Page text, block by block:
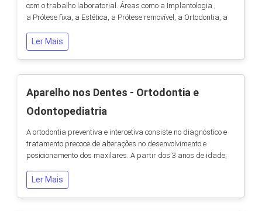
com o trabalho laboratorial. Áreas como a Implantologia ,
a Prótese fixa, a Estética, a Prótese removível, a Ortodontia, a
Odontopediatria dependem em larga escala dos profissionais
e dos equipamentos do laboratório de Prótese Dentária. - Neste
Ler Mais
Aparelho nos Dentes - Ortodontia e
Odontopediatria
A ortodontia preventiva e intercetiva consiste no diagnóstico e
tratamento precoce de alterações no desenvolvimento e
posicionamento dos maxilares. A partir dos 3 anos de idade,
serem detetadas essas alterações e encaminhadas para a
Ortodontista para impedir o seu agravamento e
Ler Mais